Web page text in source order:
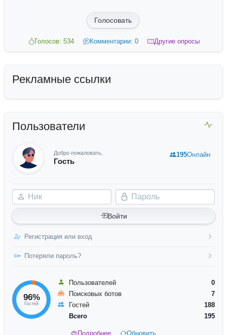
Голосовать
Голосов: 534 Комментарии: 0 Другие опросы
Рекламные ссылки
Пользователи
Добро пожаловать,
Гость
Ник Пароль
Войти
Регистрация или вход
Потеряли пароль?
195Онлайн
96%
Гостей
Пользователей
0
Поисковых ботов
7
Гостей
188
Всего
195
Подробнее Обновить